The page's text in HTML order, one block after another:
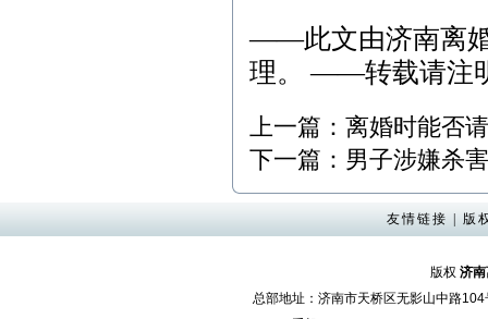
——此文由济南离
理。 ——转载请注
上一篇： 离婚时能否
下一篇： 男子涉嫌杀
友情链接 版
版权 济
总部地址：济南市天桥区无影山中路